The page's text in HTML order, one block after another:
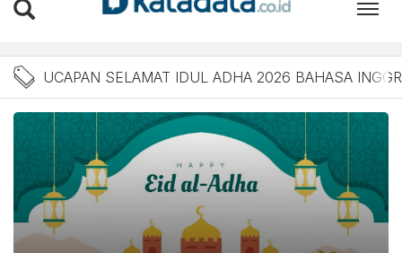
Berita Ucapan Selamat
UCAPAN SELAMAT IDUL ADHA 2026 BAHASA